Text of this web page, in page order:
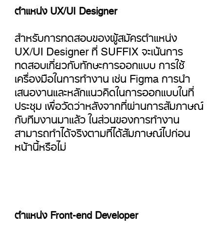
ตำแหน่ง UX/UI Designer
สำหรับการทดสอบของผู้สมัครตำแหน่ง
UX/UI Designer ที่ SUFFIX จะเน้นการ
ทดสอบเกี่ยวกับทักษะการออกแบบ การใช้
เครื่องมือในการทำงาน เช่น Figma การนำ
เสนองานและหลักแนวคิดในการออกแบบในที่
ประชุม เพื่อวัดว่าหลังจากที่ผ่านการสัมภาษณ์
กับทีมงานมาแล้ว ในส่วนของการทำงาน
สามารถทำได้จริงตามที่ได้สัมภาษณ์ไปก่อน
หน้านี้หรือไม่
ตำแหน่ง Front-end Developer